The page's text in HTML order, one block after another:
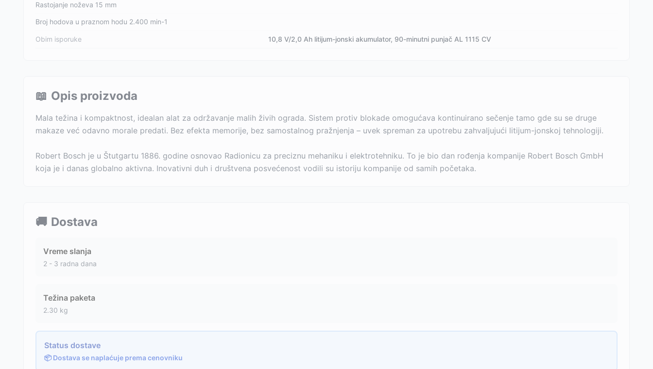
Rastojanje noževa 15 mm
Broj hodova u praznom hodu 2.400 min-1
Obim isporuke 10,8 V/2,0 Ah litijum-jonski akumulator, 90-minutni punjač AL 1115 CV
📖 Opis proizvoda
Mala težina i kompaktnost, idealan alat za održavanje malih živih ograda. Sistem protiv blokade omogućava kontinuirano sečenje tamo gde su se druge
makaze već odavno morale predati. Bez efekta memorije, bez samostalnog pražnjenja – uvek spreman za upotrebu zahvaljujući litijum-jonskoj tehnologiji.
Robert Bosch je u Štutgartu 1886. godine osnovao Radionicu za preciznu mehaniku i elektrotehniku. To je bio dan rođenja kompanije Robert Bosch GmbH
koja je i danas globalno aktivna. Inovativni duh i društvena posvećenost vodili su istoriju kompanije od samih početaka.
🚚 Dostava
Vreme slanja
2 - 3 radna dana
Težina paketa
2.30 kg
Status dostave
📦 Dostava se naplaćuje prema cenovniku